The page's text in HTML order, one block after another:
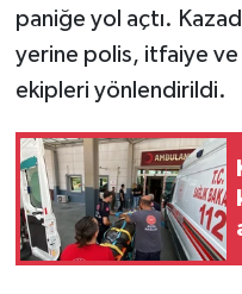
paniğe yol açtı.
yerine polis, itfaiye ve
ekipleri yönlendirildi.